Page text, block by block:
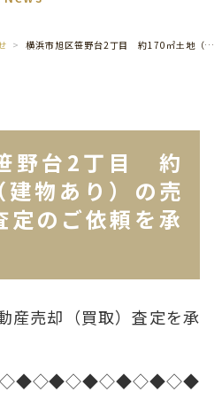
横浜市旭区笹野台2丁目 約170㎡土地（建物あり）の売却（買取）査定のご依頼を承りました
野台2丁目 約
物あり）の売
定のご依頼を承
産売却（買取）査定を承